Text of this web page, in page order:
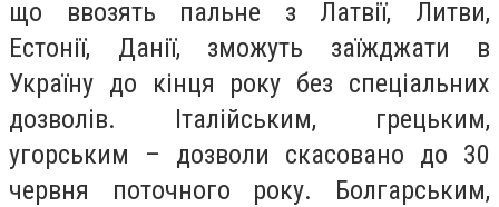
що ввозять пальне з Латвії, Литви,
Естонії, Данії, зможуть заїжджати в
Україну до кінця року без спеціальних
дозволів. Італійським, грецьким,
угорським – дозволи скасовано до 30
червня поточного року. Болгарським,